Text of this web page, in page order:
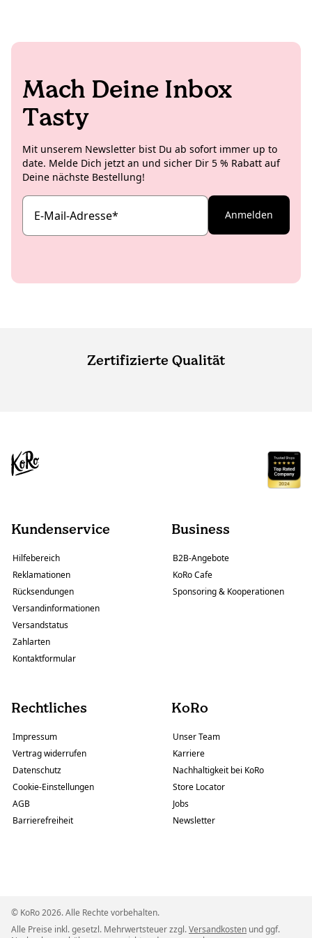
Studioküche auf und kreiert insbesondere für die
Mach Deine Inbox
Tasty
Mit unserem Newsletter bist Du ab sofort immer up to
date. Melde Dich jetzt an und sicher Dir 5 % Rabatt auf
Deine nächste Bestellung!
E-Mail-Adresse* Anmelden
Zertifizierte Qualität
Kundenservice
Hilfebereich
Reklamationen
Rücksendungen
Versandinformationen
Versandstatus
Zahlarten
Kontaktformular
Business
B2B-Angebote
KoRo Cafe
Sponsoring & Kooperationen
Rechtliches
Impressum
Vertrag widerrufen
Datenschutz
Cookie-Einstellungen
AGB
Barrierefreiheit
KoRo
Unser Team
Karriere
Nachhaltigkeit bei KoRo
Store Locator
Jobs
Newsletter
© KoRo 2026. Alle Rechte vorbehalten.
Alle Preise inkl. gesetzl. Mehrwertsteuer zzgl.Versandkosten und ggf.